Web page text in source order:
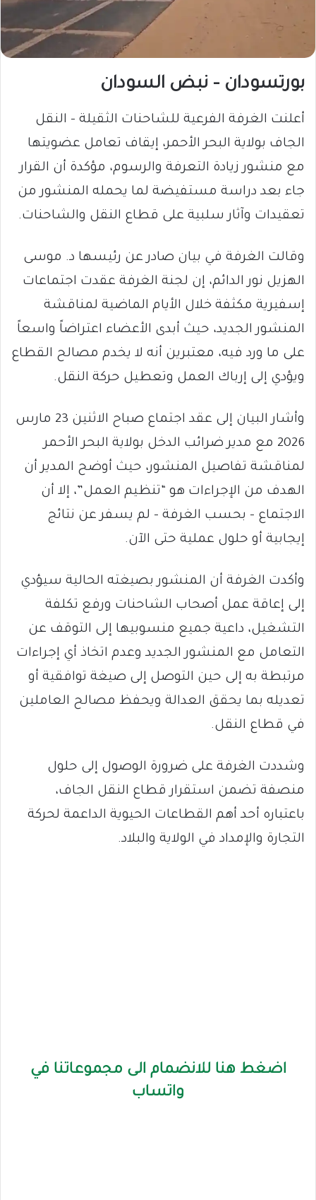
بورتسودان – نبض السودان
أعلنت الغرفة الفرعية للشاحنات الثقيلة – النقل
الجاف بولاية البحر الأحمر، إيقاف تعامل عضويتها
مع منشور زيادة التعرفة والرسوم، مؤكدة أن القرار
جاء بعد دراسة مستفيضة لما يحمله المنشور من
تعقيدات وآثار سلبية على قطاع النقل والشاحنات.
وقالت الغرفة في بيان صادر عن رئيسها د. موسى
الهزيل نور الدائم، إن لجنة الغرفة عقدت اجتماعات
إسفيرية مكثفة خلال الأيام الماضية لمناقشة
المنشور الجديد، حيث أبدى الأعضاء اعتراضاً واسعاً
على ما ورد فيه، معتبرين أنه لا يخدم مصالح القطاع
ويؤدي إلى إرباك العمل وتعطيل حركة النقل.
وأشار البيان إلى عقد اجتماع صباح الاثنين 23 مارس
2026 مع مدير ضرائب الدخل بولاية البحر الأحمر
لمناقشة تفاصيل المنشور، حيث أوضح المدير أن
الهدف من الإجراءات هو “تنظيم العمل”، إلا أن
الاجتماع – بحسب الغرفة – لم يسفر عن نتائج
إيجابية أو حلول عملية حتى الآن.
وأكدت الغرفة أن المنشور بصيغته الحالية سيؤدي
إلى إعاقة عمل أصحاب الشاحنات ورفع تكلفة
التشغيل، داعية جميع منسوبيها إلى التوقف عن
التعامل مع المنشور الجديد وعدم اتخاذ أي إجراءات
مرتبطة به إلى حين التوصل إلى صيغة توافقية أو
تعديله بما يحقق العدالة ويحفظ مصالح العاملين
في قطاع النقل.
وشددت الغرفة على ضرورة الوصول إلى حلول
منصفة تضمن استقرار قطاع النقل الجاف،
باعتباره أحد أهم القطاعات الحيوية الداعمة لحركة
التجارة والإمداد في الولاية والبلاد.
اضغط هنا للانضمام الى مجموعاتنا في
واتساب